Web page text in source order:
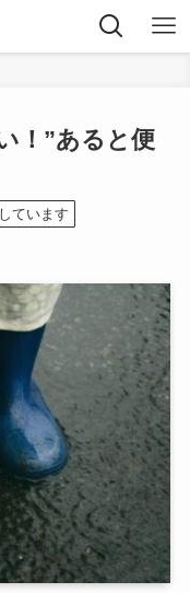
！”あると便
ています